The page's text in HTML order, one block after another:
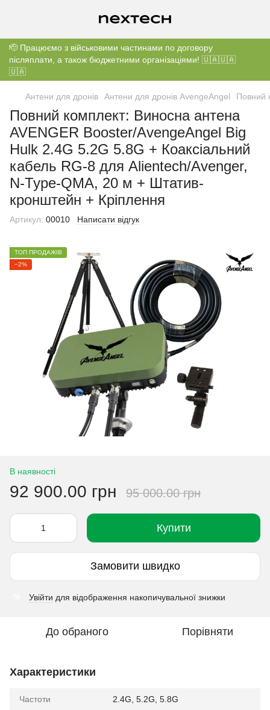
🫡 Працюємо з військовими частинами по договору
післяплати, а також бюджетними організаціями! 🇺🇦🇺🇦
🇺🇦
Антени для дронів Антени для дронів AvengeAngel Повний
Повний комплект: Виносна антена
AVENGER Booster/AvengeAngel Big
Hulk 2.4G 5.2G 5.8G + Коаксіальний
кабель RG-8 для Alientech/Avenger,
N-Type-QMA, 20 м + Штатив-
кронштейн + Кріплення
Артикул: 00010 Написати відгук
ТОП ПРОДАЖІВ
−2%
В наявності
92 900.00 грн 95 000.00 грн
Купити
Замовити швидко
Увійти для відображення накопичувальної знижки
До обраного Порівняти
Характеристики
Частоти 2.4G, 5.2G, 5.8G